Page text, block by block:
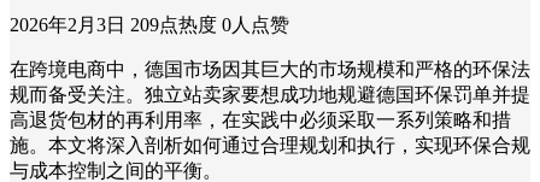
2026年2月3日 209点热度 0人点赞
在跨境电商中，德国市场因其巨大的市场规模和严格的环保法
规而备受关注。独立站卖家要想成功地规避德国环保罚单并提
高退货包材的再利用率，在实践中必须采取一系列策略和措
施。本文将深入剖析如何通过合理规划和执行，实现环保合规
与成本控制之间的平衡。